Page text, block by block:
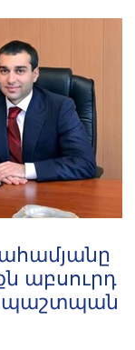
աբսուրդ է
պաշտպան